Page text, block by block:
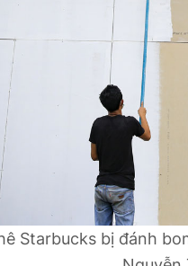
Starbucks bị đánh